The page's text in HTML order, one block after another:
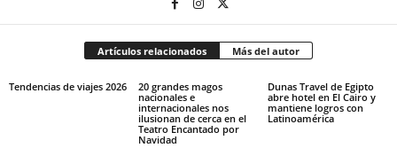
Artículos relacionados Más del autor
Tendencias de viajes 2026
20 grandes magos
nacionales e
internacionales nos
ilusionan de cerca en el
Teatro Encantado por
Navidad
Dunas Travel de Egipto
abre hotel en El Cairo y
mantiene logros con
Latinoamérica